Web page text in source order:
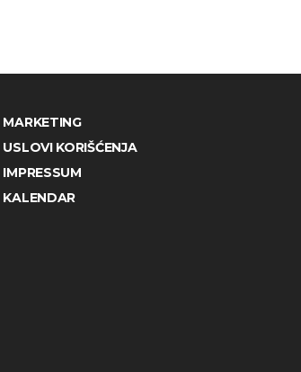
MARKETING
USLOVI KORIŠĆENJA
IMPRESSUM
KALENDAR